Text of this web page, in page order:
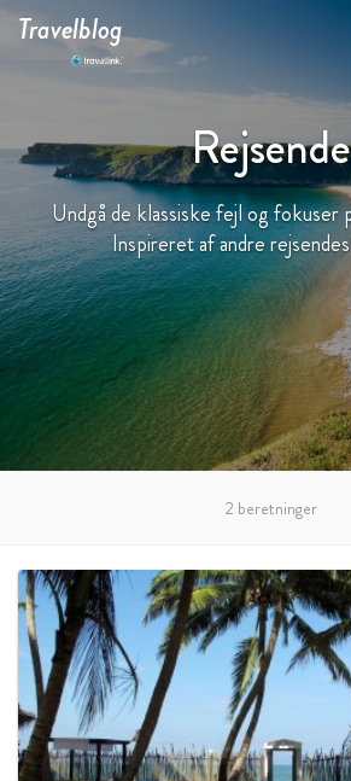
Travelblog
Rejsende
Undgå de klassiske fejl og fokuser
Inspireret af andre
2 beretninger